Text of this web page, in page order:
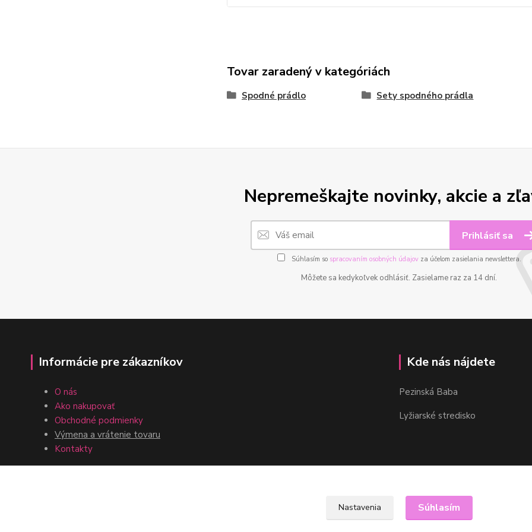
Tovar zaradený v kategóriách
Spodné prádlo Sety spodného prádla
Nepremeškajte novinky, akcie a
Prihlásiť sa
Súhlasím so spracovaním osobných údajovza účelom zasielania newslettera.
Môžete sa kedykoľvek odhlásiť. Zasielame raz za 14 dní.
Informácie pre zákazníkov
O nás
Ako nakupovať
Obchodné podmienky
Výmena a vrátenie tovaru
Kontakty
Kde nás nájdete
Pezinská Baba
Lyžiarské stredisko
Nastavenia Súhlasím